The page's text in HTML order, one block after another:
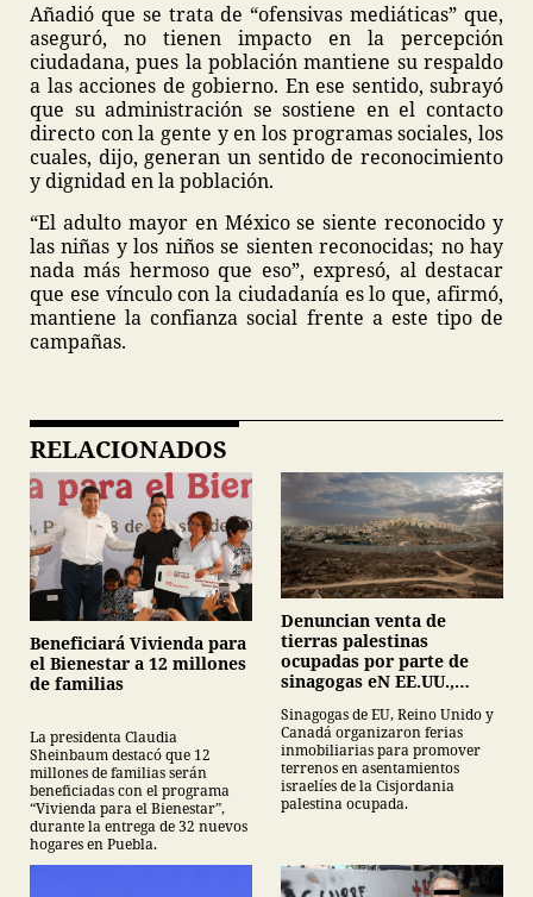
Añadió que se trata de “ofensivas mediáticas” que,
aseguró, no tienen impacto en la percepción
ciudadana, pues la población mantiene su respaldo
a las acciones de gobierno. En ese sentido, subrayó
que su administración se sostiene en el contacto
directo con la gente y en los programas sociales, los
cuales, dijo, generan un sentido de reconocimiento
y dignidad en la población.
“El adulto mayor en México se siente reconocido y
las niñas y los niños se sienten reconocidas; no hay
nada más hermoso que eso”, expresó, al destacar
que ese vínculo con la ciudadanía es lo que, afirmó,
mantiene la confianza social frente a este tipo de
campañas.
RELACIONADOS
Beneficiará Vivienda para
el Bienestar a 12 millones
de familias
La presidenta Claudia
Sheinbaum destacó que 12
millones de familias serán
beneficiadas con el programa
“Vivienda para el Bienestar”,
durante la entrega de 32 nuevos
hogares en Puebla.
Denuncian venta de
tierras palestinas
ocupadas por parte de
sinagogas eN EE.UU.,
Sinagogas de EU, Reino Unido y
Canadá organizaron ferias
inmobiliarias para promover
terrenos en asentamientos
israelíes de la Cisjordania
palestina ocupada.